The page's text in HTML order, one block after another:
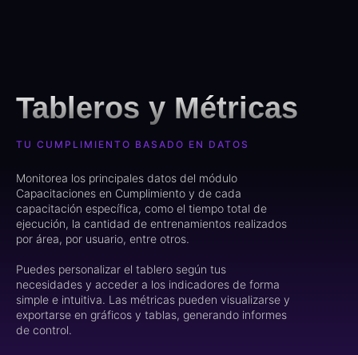
Tableros y Métricas
TU CUMPLIMIENTO BASADO EN DATOS
Monitorea los principales datos del módulo
Capacitaciones en Cumplimiento y de cada
capacitación específica, como el tiempo total de
ejecución, la cantidad de entrenamientos realizados
por área, por usuario, entre otros.
Puedes personalizar el tablero según tus
necesidades y acceder a los indicadores de forma
simple e intuitiva. Las métricas pueden visualizarse y
exportarse en gráficos y tablas, generando informes
de control.